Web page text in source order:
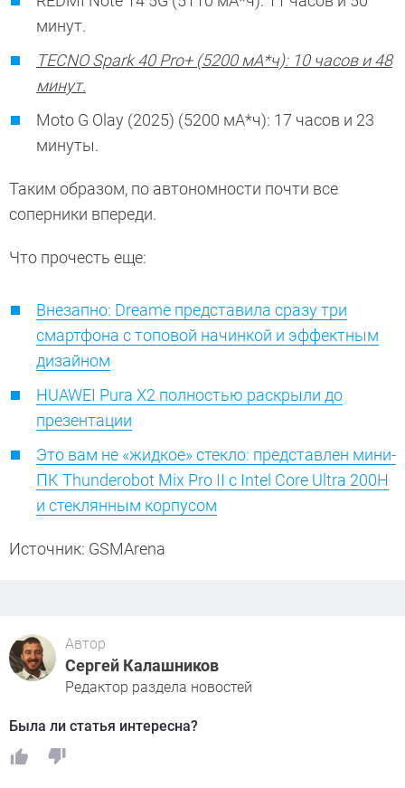
минут.
TECNO Spark 40 Pro+ (5200 мА*ч): 10 часов и 48
минут.
Moto G Olay (2025) (5200 мА*ч): 17 часов и 23
минуты.
Таким образом, по автономности почти все
соперники впереди.
Что прочесть еще:
Внезапно: Dreame представила сразу три
смартфона с топовой начинкой и эффектным
дизайном
HUAWEI Pura X2 полностью раскрыли до
презентации
Это вам не «жидкое» стекло: представлен мини-
ПК Thunderobot Mix Pro II с Intel Core Ultra 200H
и стеклянным корпусом
Источник: GSMArena
Автор
Сергей Калашников
Редактор раздела новостей
Была ли статья интересна?